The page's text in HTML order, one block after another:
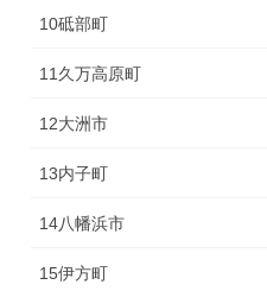
10砥部町
11久万高原町
12大洲市
13内子町
14八幡浜市
15伊方町